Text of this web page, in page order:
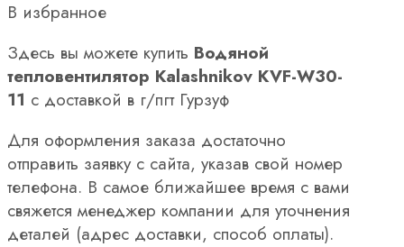
В избранное
Здесь вы можете купить Водяной
тепловентилятор Kalashnikov KVF-W30-
11 с доставкой в г/пгт Гурзуф
Для оформления заказа достаточно
отправить заявку с сайта, указав свой номер
телефона. В самое ближайшее время с вами
свяжется менеджер компании для уточнения
деталей (адрес доставки, способ оплаты).